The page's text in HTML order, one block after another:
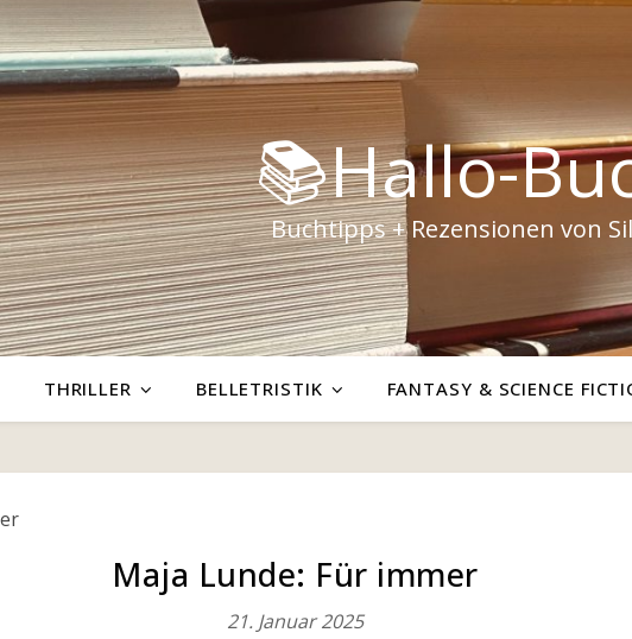
📚Hallo-
Buchtipps + Rezensionen von
THRILLER BELLETRISTIK FANTASY & SCIENCE
Maja Lunde: Für immer
21. Januar 2025